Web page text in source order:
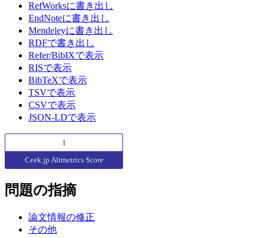
RefWorksに書き出し
EndNoteに書き出し
Mendeleyに書き出し
RDFで書き出し
Refer/BibIXで表示
RISで表示
BibTeXで表示
TSVで表示
CSVで表示
JSON-LDで表示
1
Ceek.jp Altmetrics Score
問題の指摘
論文情報の修正
その他